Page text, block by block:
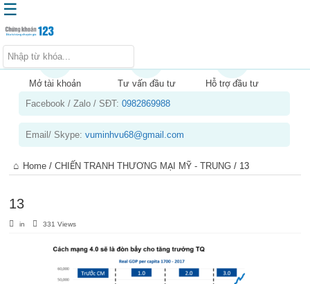
Trang chủ
Kiến thức chứng khoán
Kinh nghiệm đầu tư
Sản phẩm – dịch vụ
Chứng khoán phái sinh
☰
Mở tài khoản Tư vấn đầu tư
Hỗ trợ đầu tư
Facebook / Zalo / SĐT:0982869988
Email/ Skype:vuminhvu68@gmail.com
Home /CHIẾN TRANH THƯƠNG MẠI MỸ - TRUNG / 13
13
in 331 Views